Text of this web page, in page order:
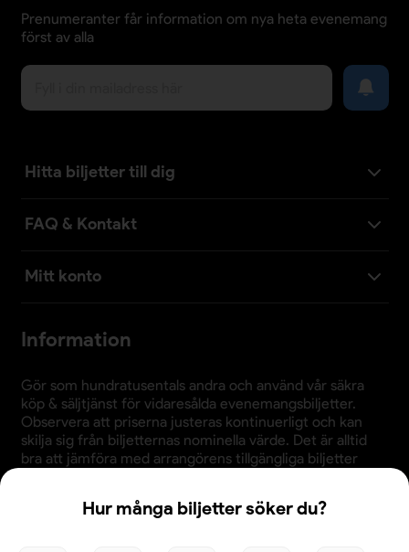
Hur många biljetter söker du?
Prenumeranter får information om nya heta evenemang
först av alla
Hitta biljetter till dig
FAQ & Kontakt
Mitt konto
Information
Gör som hundratusentals andra och använd vår säkra
köp & säljtjänst för vidaresålda evenemangsbiljetter.
Observera att priserna justeras kontinuerligt och kan
skilja sig från biljetternas nominella värde. Det är alltid
bra att jämföra med arrangörens tillgängliga biljetter